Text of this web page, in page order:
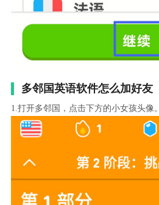
多邻国英语软件怎么加好友
1.打开多邻国，点击下方的小女孩头像。